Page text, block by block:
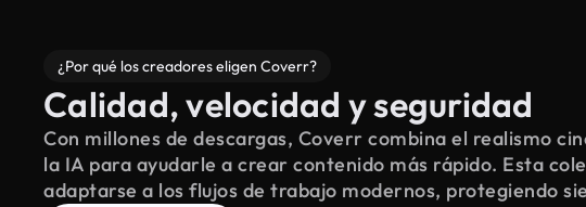
¿Por qué los creadores eligen Coverr?
Calidad, velocidad y seguridad
Con millones de descargas, Coverr combina el realismo
la IA para ayudarle a crear contenido más rápido. Esta
adaptarse a los flujos de trabajo modernos, protegiendo